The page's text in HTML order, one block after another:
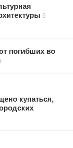
6
погибших во
купаться,